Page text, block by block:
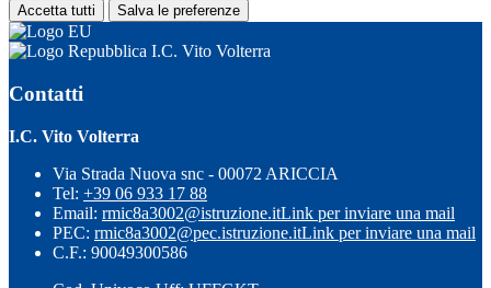
Accetta tutti Salva le preferenze
I.C. Vito Volterra
Contatti
I.C. Vito Volterra
Via Strada Nuova snc - 00072 ARICCIA
Tel: +39 06 933 17 88
Email: rmic8a3002@istruzione.itLink per inviare una mail
PEC: rmic8a3002@pec.istruzione.itLink per inviare una mail
C.F.: 90049300586